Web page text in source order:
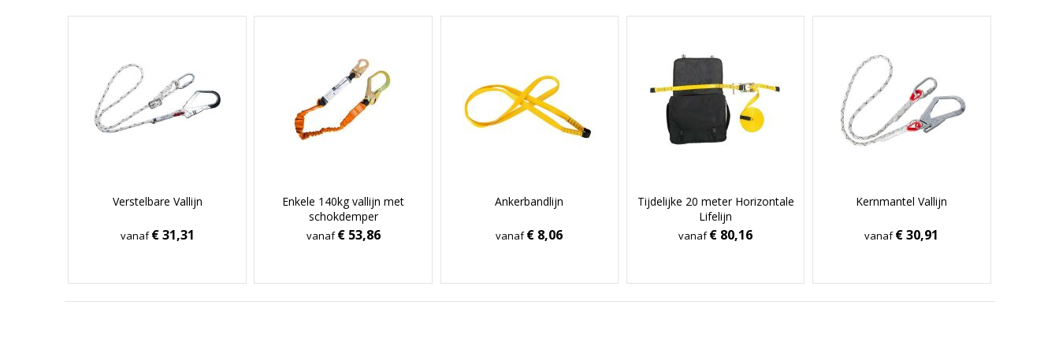
Verstelbare Vallijn
vanaf€ 31,31
Enkele 140kg vallijn met
schokdemper
vanaf€ 53,86
Ankerbandlijn
vanaf€ 8,06
Tijdelijke 20 meter Horizontale
Lifelijn
vanaf€ 80,16
Kernmantel Vallijn
vanaf€ 30,91